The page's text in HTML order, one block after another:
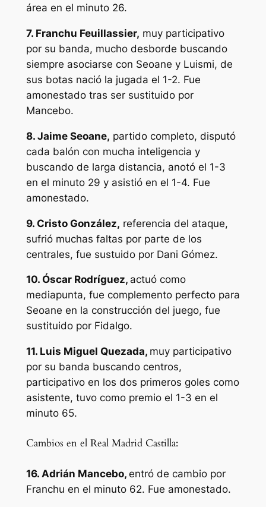
área en el minuto 26.
7. Franchu Feuillassier, muy participativo
por su banda, mucho desborde buscando
siempre asociarse con Seoane y Luismi, de
sus botas nació la jugada el 1-2. Fue
amonestado tras ser sustituido por
Mancebo.
8. Jaime Seoane, partido completo, disputó
cada balón con mucha inteligencia y
buscando de larga distancia, anotó el 1-3
en el minuto 29 y asistió en el 1-4. Fue
amonestado.
9. Cristo González, referencia del ataque,
sufrió muchas faltas por parte de los
centrales, fue sustuido por Dani Gómez.
10. Óscar Rodríguez, actuó como
mediapunta, fue complemento perfecto para
Seoane en la construcción del juego, fue
sustituido por Fidalgo.
11. Luis Miguel Quezada, muy participativo
por su banda buscando centros,
participativo en los dos primeros goles como
asistente, tuvo como premio el 1-3 en el
minuto 65.
Cambios en el Real Madrid Castilla:
16. Adrián Mancebo, entró de cambio por
Franchu en el minuto 62. Fue amonestado.